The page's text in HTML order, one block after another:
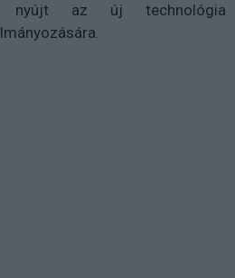
nyújt az új technológia